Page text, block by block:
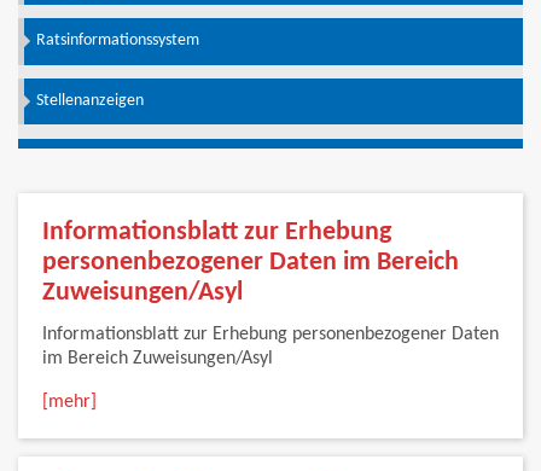
Ratsinformationssystem
Stellenanzeigen
Informationsblatt zur Erhebung
personenbezogener Daten im Bereich
Zuweisungen/Asyl
Informationsblatt zur Erhebung personenbezogener Daten
im Bereich Zuweisungen/Asyl
[mehr]